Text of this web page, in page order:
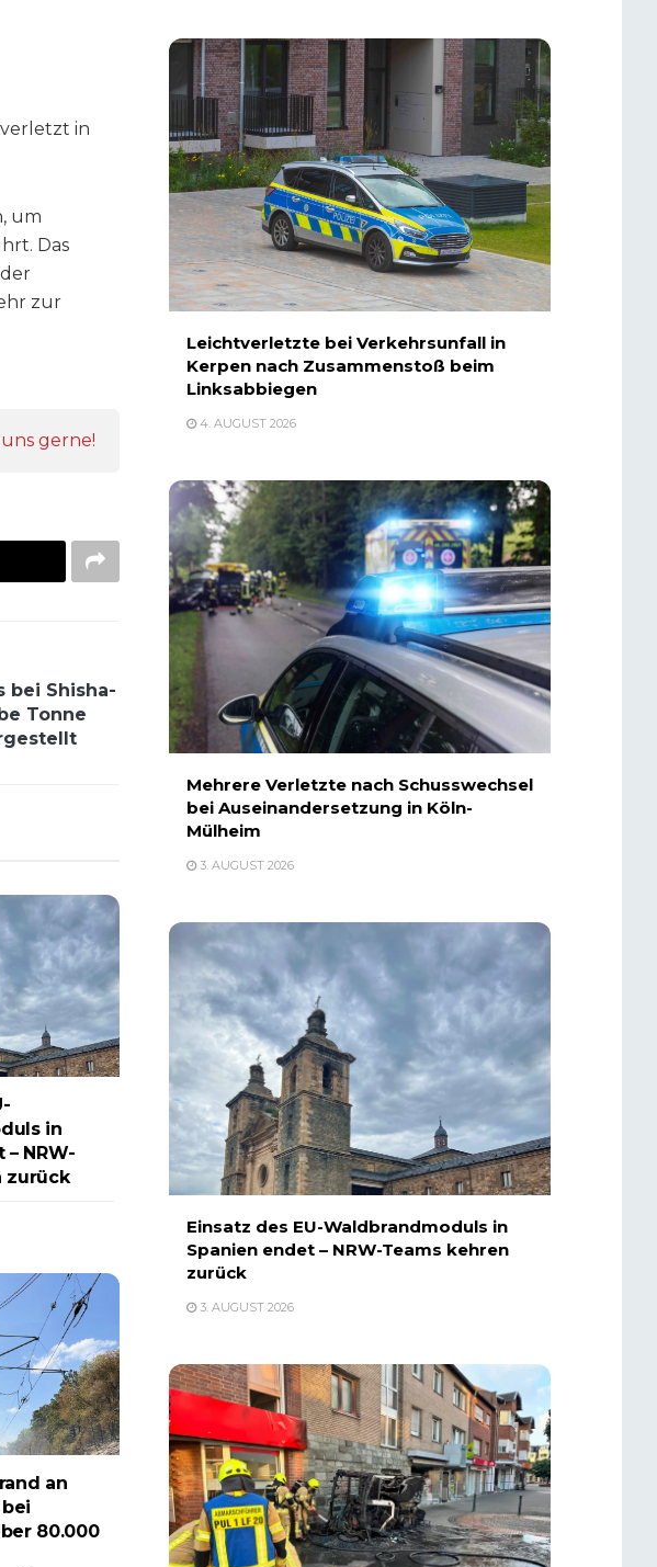
in
um
Das
zur
gerne!
bei Shisha-
Tonne
in
NRW-
zurück
an
80.000
Leichtverletzte bei Verkehrsunfall in
Kerpen nach Zusammenstoß beim
Linksabbiegen
4. AUGUST 2026
Mehrere Verletzte nach Schusswechsel
bei Auseinandersetzung in Köln-
Mülheim
3. AUGUST 2026
Einsatz des EU-Waldbrandmoduls in
Spanien endet – NRW-Teams kehren
zurück
3. AUGUST 2026